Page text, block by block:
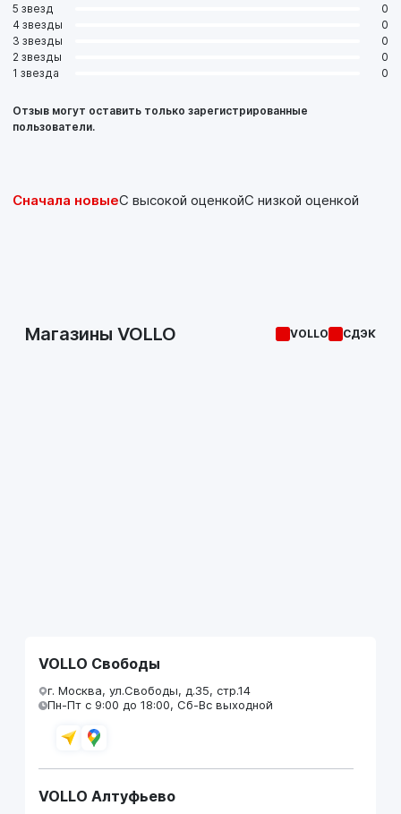
5 звезд
0
4 звезды
0
3 звезды
0
2 звезды
0
1 звезда
0
Отзыв могут оставить только зарегистрированные
пользователи.
Сначала новыеС высокой оценкойС низкой оценкой
Магазины VOLLO VOLLO СДЭК
VOLLO Свободы
г. Москва, ул.Свободы, д.35, стр.14
Пн-Пт с 9:00 до 18:00, Сб-Вс выходной
VOLLO Алтуфьево